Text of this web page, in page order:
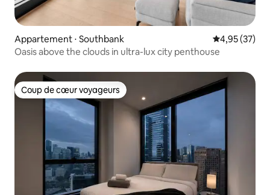
Appartement ⋅ Southbank Évaluation
4,95 (37)
Oasis above the clouds in ultra-lux city penthouse
Coup de cœur voyageurs
Coup de cœur voyageurs